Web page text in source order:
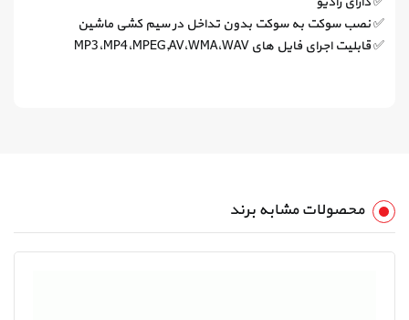
✅ نصب سوکت به سوکت بدون تداخل در سیم کشی ماشین
✅ قابلیت اجرای فایل های MP3،MP4،MPEG,AV،WMA،WAV
محصولات مشابه برند